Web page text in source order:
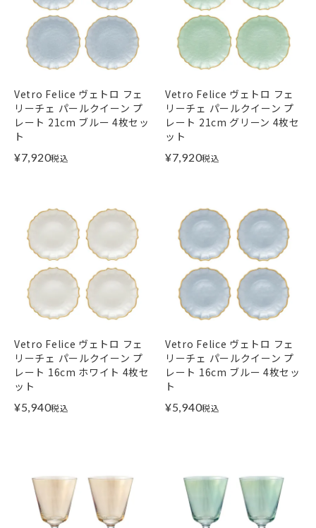
Vetro Felice ヴェトロ フェ
リーチェ パールクイーン プ
レート 21cm ブルー 4枚セッ
ト
¥7,920税込
Vetro Felice ヴェトロ フェ
リーチェ パールクイーン プ
レート 21cm グリーン 4枚セ
ット
¥7,920税込
Vetro Felice ヴェトロ フェ
リーチェ パールクイーン プ
レート 16cm ホワイト 4枚セ
ット
¥5,940税込
Vetro Felice ヴェトロ フェ
リーチェ パールクイーン プ
レート 16cm ブルー 4枚セッ
ト
¥5,940税込